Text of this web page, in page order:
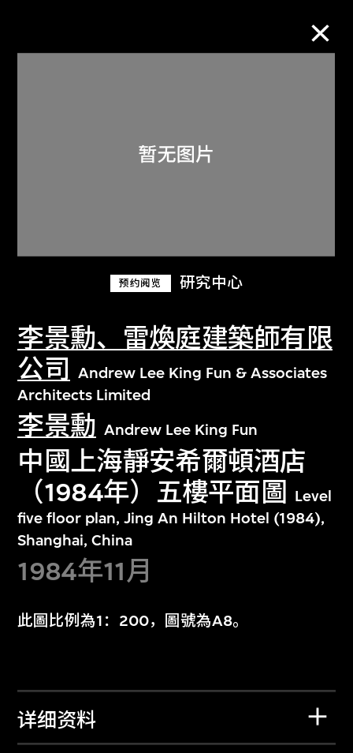
预约阅览 研究中心
李景勳、雷煥庭建築師有限
公司
Andrew Lee King Fun & Associates
Architects Limited
李景勳 Andrew Lee King Fun
中國上海靜安希爾頓酒店
（1984年）五樓平面圖
Level
five floor plan, Jing An Hilton Hotel (1984),
Shanghai, China
1984年11月
此圖比例為1：200，圖號為A8。
详细资料
关于M+藏品
探索世界顶级的二十及二十一世纪视觉
文化藏品。